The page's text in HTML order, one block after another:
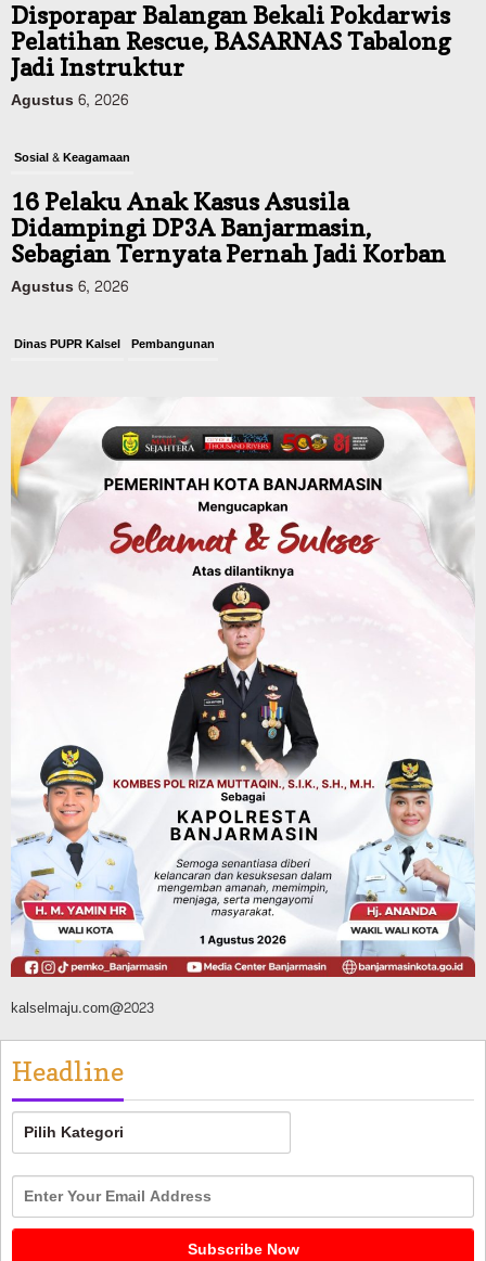
Disporapar Balangan Bekali Pokdarwis
Pelatihan Rescue, BASARNAS Tabalong
Jadi Instruktur
Agustus 6, 2026
Sosial & Keagamaan
16 Pelaku Anak Kasus Asusila
Didampingi DP3A Banjarmasin,
Sebagian Ternyata Pernah Jadi Korban
Agustus 6, 2026
Dinas PUPR Kalsel Pembangunan
Pemerintah Janji Tingkatkan Fasilitas
Keselamatan Jalan Alternatif
Banjarbaru–Batulicin
Agustus 6, 2026
Dinas Kehutanan Kalsel
Tahura Sultan Adam Sempat Alami
Kebakaran Lahan, Api Berhasil
Dipadamkan, Kadishut Kalsel
Memimpin Langsung Aksi di Lapangan
Advertorial Pemkab Balangan
Silaturahmi ke DPRD Balangan, Kapolres
AKBP Arif Mansyur Perkuat Koordinasi
Keamanan Daerah
Agustus 6, 2026
kalselmaju.com@2023
Headline
Headline